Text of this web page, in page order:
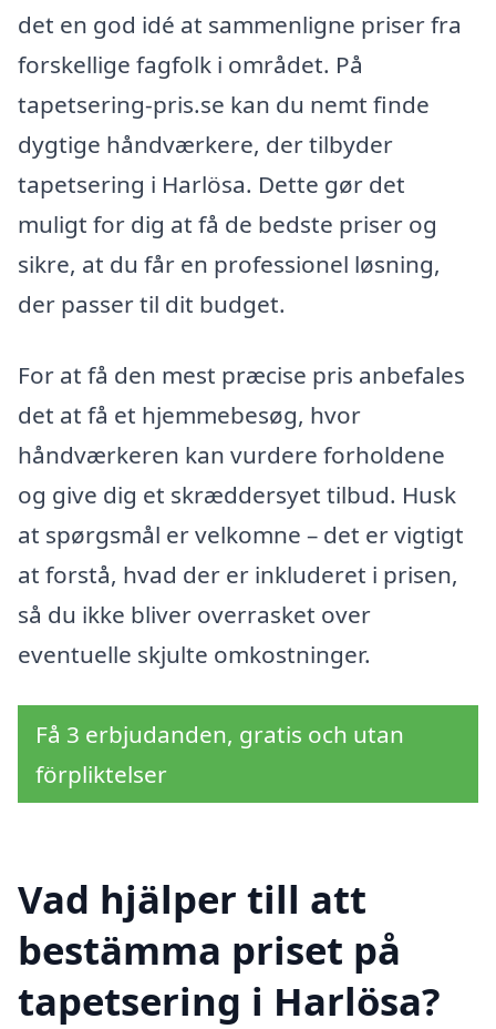
det en god idé at sammenligne priser fra
forskellige fagfolk i området. På
tapetsering-pris.se kan du nemt finde
dygtige håndværkere, der tilbyder
tapetsering i Harlösa. Dette gør det
muligt for dig at få de bedste priser og
sikre, at du får en professionel løsning,
der passer til dit budget.
For at få den mest præcise pris anbefales
det at få et hjemmebesøg, hvor
håndværkeren kan vurdere forholdene
og give dig et skræddersyet tilbud. Husk
at spørgsmål er velkomne – det er vigtigt
at forstå, hvad der er inkluderet i prisen,
så du ikke bliver overrasket over
eventuelle skjulte omkostninger.
Få 3 erbjudanden, gratis och utan
förpliktelser
Vad hjälper till att
bestämma priset på
tapetsering i Harlösa?